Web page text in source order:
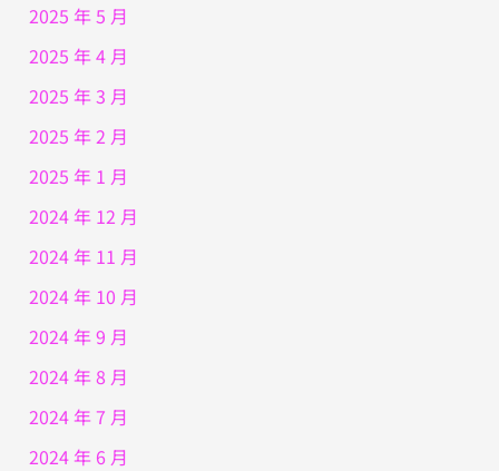
2025 年 5 月
2025 年 4 月
2025 年 3 月
2025 年 2 月
2025 年 1 月
2024 年 12 月
2024 年 11 月
2024 年 10 月
2024 年 9 月
2024 年 8 月
2024 年 7 月
2024 年 6 月